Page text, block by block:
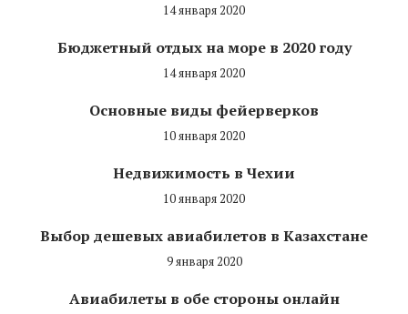
14 января 2020
Бюджетный отдых на море в 2020 году
14 января 2020
Основные виды фейерверков
10 января 2020
Недвижимость в Чехии
10 января 2020
Выбор дешевых авиабилетов в Казахстане
9 января 2020
Авиабилеты в обе стороны онлайн